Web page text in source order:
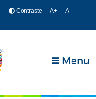
Contraste A+
A-
Menu